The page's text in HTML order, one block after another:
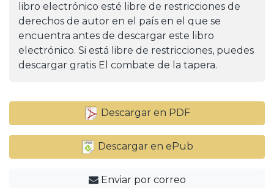
libro electrónico esté libre de restricciones de
derechos de autor en el país en el que se
encuentra antes de descargar este libro
electrónico. Si está libre de restricciones, puedes
descargar gratis El combate de la tapera.
Descargar en PDF
Descargar en ePub
Enviar por correo